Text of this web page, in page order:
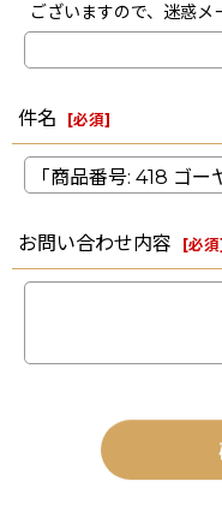
ございますので、迷惑メ
件名 [必須]
お問い合わせ内容 [必須]